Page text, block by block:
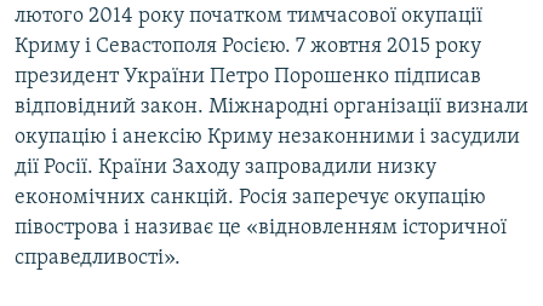
лютого 2014 року початком тимчасової окупації
Криму і Севастополя Росією. 7 жовтня 2015 року
президент України Петро Порошенко підписав
відповідний закон. Міжнародні організації визнали
окупацію і анексію Криму незаконними і засудили
дії Росії. Країни Заходу запровадили низку
економічних санкцій. Росія заперечує окупацію
півострова і називає це «відновленням історичної
справедливості».